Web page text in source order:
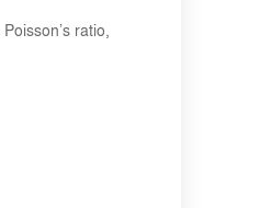
ratio,